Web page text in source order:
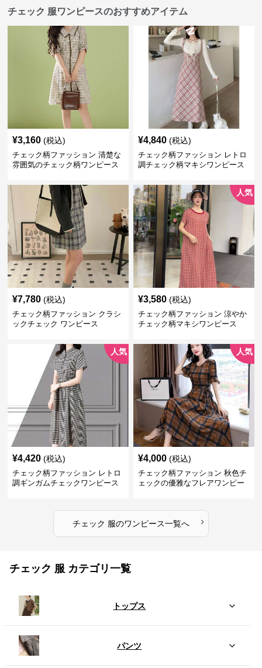
チェック 服ワンピースのおすすめアイテム
¥3,160 (税込)
チェック柄ファッション 清楚な
雰囲気のチェック柄ワンピース
¥4,840 (税込)
チェック柄ファッション レトロ
調チェック柄マキシワンピース
¥7,780 (税込)
チェック柄ファッション クラシ
ックチェック ワンピース
人気
¥3,580 (税込)
チェック柄ファッション 涼やか
チェック柄マキシワンピース
人気
¥4,420 (税込)
チェック柄ファッション レトロ
調ギンガムチェックワンピース
人気
¥4,000 (税込)
チェック柄ファッション 秋色チ
ェックの優雅なフレアワンピー
チェック 服のワンピース一覧へ ›
チェック 服 カテゴリ一覧
トップス
パンツ